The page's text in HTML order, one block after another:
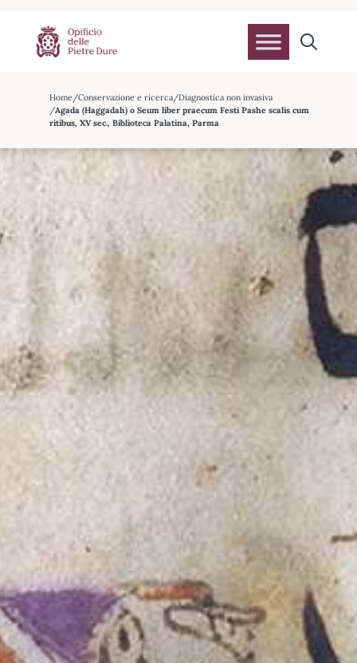
Home Conservazione e ricerca Diagnostica non invasiva
Agada (Haggadah) o Seum liber praecum Festi Pashe scalis cum
ritibus, XV sec., Biblioteca Palatina, Parma